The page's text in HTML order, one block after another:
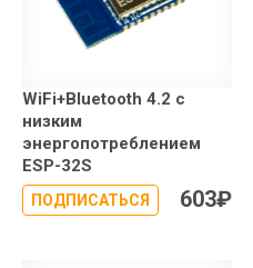
WiFi+Bluetooth 4.2 с
низким
энергопотреблением
ESP-32S
ПОДПИСАТЬСЯ 603₽